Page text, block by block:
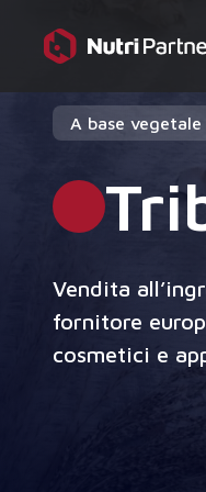
A base vegetale
Vendita
fornitore
cosmetici e